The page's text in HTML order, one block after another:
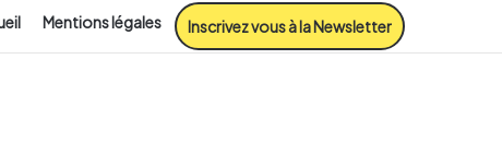
Mentions légales Inscrivez vous à la Newsletter